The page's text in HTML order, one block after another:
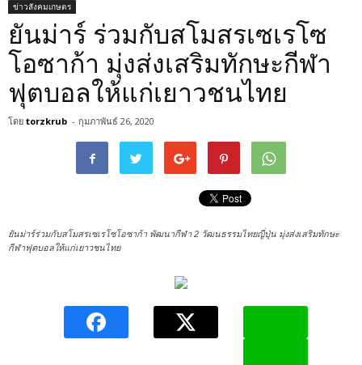
ข่าวสังคมเกษตร
ยันม่าร์ ร่วมกับสโมสรเซเรโซ
โอซาก้า มุ่งส่งเสริมทักษะกีฬา
ฟุตบอลให้แก่เยาวชนไทย
โดย torzkrub - กุมภาพันธ์ 26, 2020
ยันม่าร์ร่วมกับสโมสรเซเรโซโอซาก้า พัฒนากีฬา 2 วัฒนธรรมไทยญี่ปุ่น มุ่งส่งเสริมทักษะ
กีฬาฟุตบอลให้แก่เยาวชนไทย